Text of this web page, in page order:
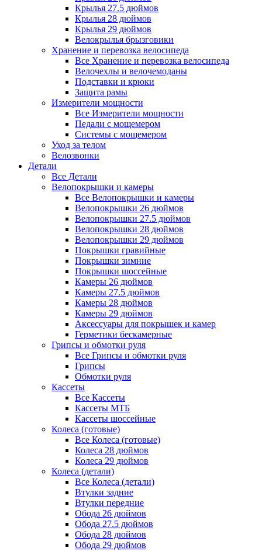
Крылья 27.5 дюймов
Крылья 28 дюймов
Крылья 29 дюймов
Велокрылья брызговики
Хранение и перевозка велосипеда
Все Хранение и перевозка велосипеда
Велочехлы и велочемоданы
Подставки и крюки
Защита рамы
Измерители мощности
Все Измерители мощности
Педали с мощемером
Системы с мощемером
Уход за телом
Велозвонки
Детали
Все Детали
Велопокрышки и камеры
Все Велопокрышки и камеры
Велопокрышки 26 дюймов
Велопокрышки 27.5 дюймов
Велопокрышки 28 дюймов
Велопокрышки 29 дюймов
Покрышки гравийные
Покрышки зимние
Покрышки шоссейные
Камеры 26 дюймов
Камеры 27.5 дюймов
Камеры 28 дюймов
Камеры 29 дюймов
Аксессуары для покрышек и камер
Герметики бескамерные
Грипсы и обмотки руля
Все Грипсы и обмотки руля
Грипсы
Обмотки руля
Кассеты
Все Кассеты
Кассеты МТБ
Кассеты шоссейные
Колеса (готовые)
Все Колеса (готовые)
Колеса 28 дюймов
Колеса 29 дюймов
Колеса (детали)
Все Колеса (детали)
Втулки задние
Втулки передние
Обода 26 дюймов
Обода 27.5 дюймов
Обода 28 дюймов
Обода 29 дюймов